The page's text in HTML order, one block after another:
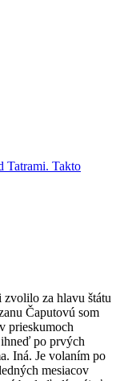
Tatrami. Takto
zvolilo za hlavu štátu
Čaputovú som
prieskumoch
po prvých
Iná. Je volaním po
mesiacov